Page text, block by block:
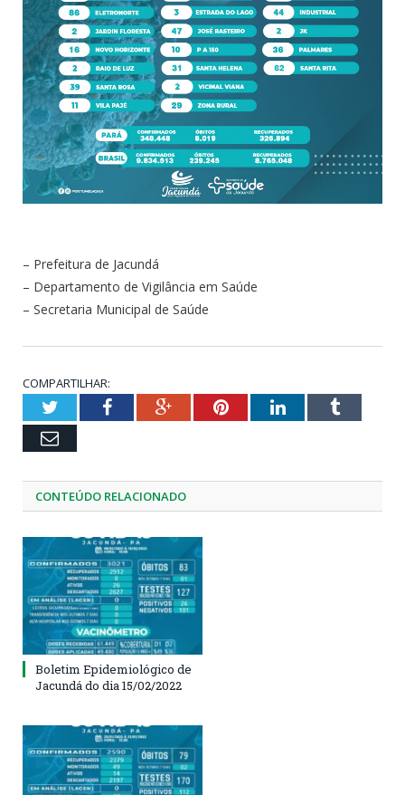
– Prefeitura de Jacundá
– Departamento de Vigilância em Saúde
– Secretaria Municipal de Saúde
COMPARTILHAR:
TwitterFacebookGoogle+PinterestLinkedInTumblr
Email
CONTEÚDO RELACIONADO
Boletim Epidemiológico de
Jacundá do dia 15/02/2022